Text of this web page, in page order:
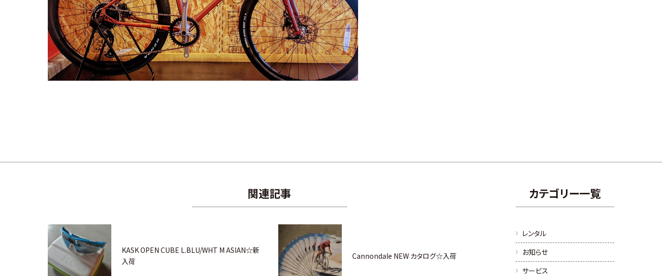
関連記事
KASK OPEN CUBE L.BLU/WHT M ASIAN☆新
入荷
Cannondale NEW カタログ☆入荷
カテゴリー一覧
レンタル
お知らせ
サービス